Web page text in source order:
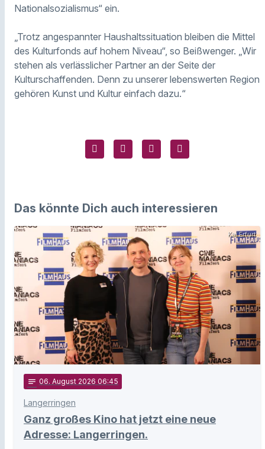
Nationalsozialismus“ ein.
„Trotz angespannter Haushaltssituation bleiben die Mittel
des Kulturfonds auf hohem Niveau“, so Beißwenger. „Wir
stehen als verlässlicher Partner an der Seite der
Kulturschaffenden. Denn zu unserer lebenswerten Region
gehören Kunst und Kultur einfach dazu.“
Das könnte Dich auch interessieren
Kai Erfurt
notes 06. August 2026 06:45
Langerringen
Ganz großes Kino hat jetzt eine neue
Adresse: Langerringen.